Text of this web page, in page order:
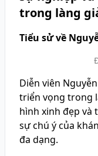
trong làng
Tiểu sử về
Diễn viên
triển vọng trong
hình xinh đẹp và
sự chú ý của
đa dạng.